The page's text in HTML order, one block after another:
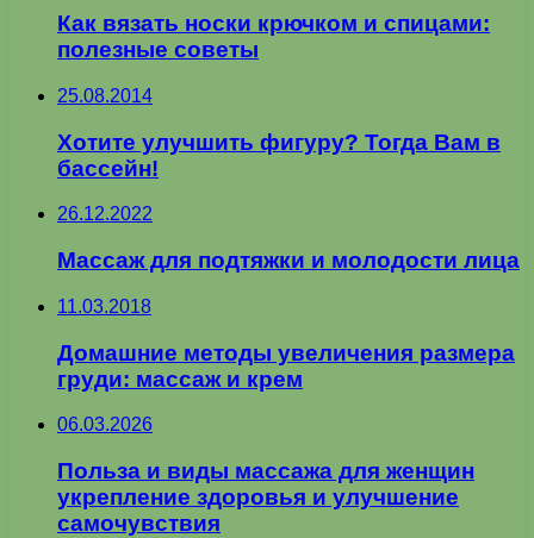
Как вязать носки крючком и спицами:
полезные советы
25.08.2014
Хотите улучшить фигуру? Тогда Вам в
бассейн!
26.12.2022
Массаж для подтяжки и молодости лица
11.03.2018
Домашние методы увеличения размера
груди: массаж и крем
06.03.2026
Польза и виды массажа для женщин
укрепление здоровья и улучшение
самочувствия